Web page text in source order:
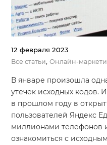
12 февраля 2023
Все статьи,Онлайн-
В январе произошла
утечек исходных кодов.
в прошлом году в
пользователей Яндекс
миллионами телефонов
ознакомиться с